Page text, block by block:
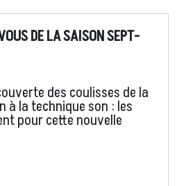
DE LA SAISON SEPT-
des coulisses de la
à la technique son : les
pour cette nouvelle